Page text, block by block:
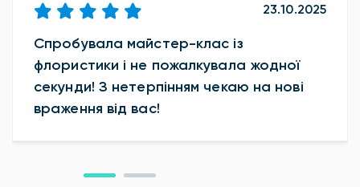
23.10.2025
Спробувала майстер-клас із
флористики і не пожалкувала жодної
секунди! З нетерпінням чекаю на нові
враження від вас!